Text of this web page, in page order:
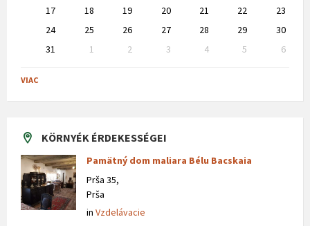
17 18 19 20 21 22
23
24
25 26 27 28 29
30
31
1 2 3 4 5
6
to
calendar
VIAC
KÖRNYÉK ÉRDEKESSÉGEI
Pamätný dom maliara Bélu Bacskaia
Prša 35,
Prša
in Vzdelávacie